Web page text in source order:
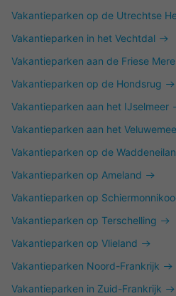
Vakantieparken op de Utrechtse
Vakantieparken in het Vechtdal
Vakantieparken aan de Friese
Vakantieparken op de Hondsrug
Vakantieparken aan het IJselmeer
Vakantieparken aan het
Vakantieparken op de
Vakantieparken op Ameland
Vakantieparken op
Vakantieparken op Terschelling
Vakantieparken op Vlieland
Vakantieparken Noord-Frankrijk
Vakantieparken in Zuid-Frankrijk